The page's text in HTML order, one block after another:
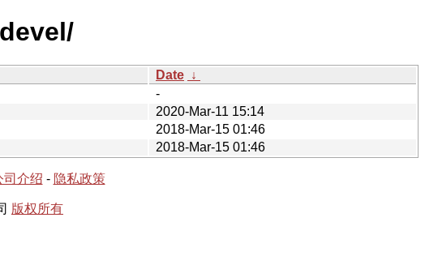
Date ↓
-
2020-Mar-11 15:14
2018-Mar-15 01:46
2018-Mar-15 01:46
司介绍 - 隐私政策
版权所有